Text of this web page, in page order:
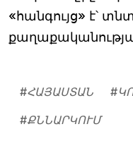
«հանգույց» է՝
#ՀԱՅԱՍՏԱՆ #
#ՔՆՆԱՐԿՈՒՄ